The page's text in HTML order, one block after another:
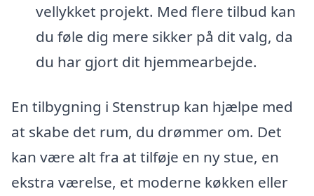
vellykket projekt. Med flere tilbud kan
du føle dig mere sikker på dit valg, da
du har gjort dit hjemmearbejde.
En tilbygning i Stenstrup kan hjælpe med
at skabe det rum, du drømmer om. Det
kan være alt fra at tilføje en ny stue, en
ekstra værelse, et moderne køkken eller